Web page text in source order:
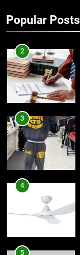
Popular Posts
2
3
4
5